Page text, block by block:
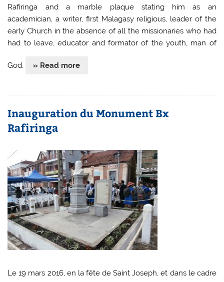
Rafiringa and a marble plaque stating him as an
academician, a writer, first Malagasy religious, leader of the
early Church in the absence of all the missionaries who had
had to leave, educator and formator of the youth, man of
God. » Read more
Inauguration du Monument Bx
Rafiringa
Le 19 mars 2016, en la fête de Saint Joseph, et dans le cadre